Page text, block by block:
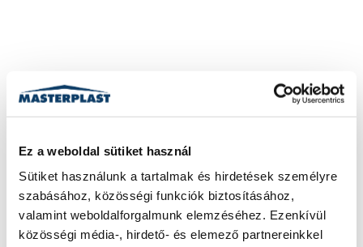
Ez a weboldal sütiket használ
Sütiket használunk a tartalmak és hirdetések személyre
szabásához, közösségi funkciók biztosításához,
valamint weboldalforgalmunk elemzéséhez. Ezenkívül
közösségi média-, hirdető- és elemező partnereinkkel